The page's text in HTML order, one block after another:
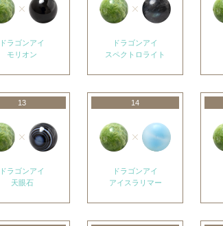
ドラゴンアイ
モリオン
ドラゴンアイ
スペクトロライト
13
ドラゴンアイ
天眼石
14
ドラゴンアイ
アイスラリマー